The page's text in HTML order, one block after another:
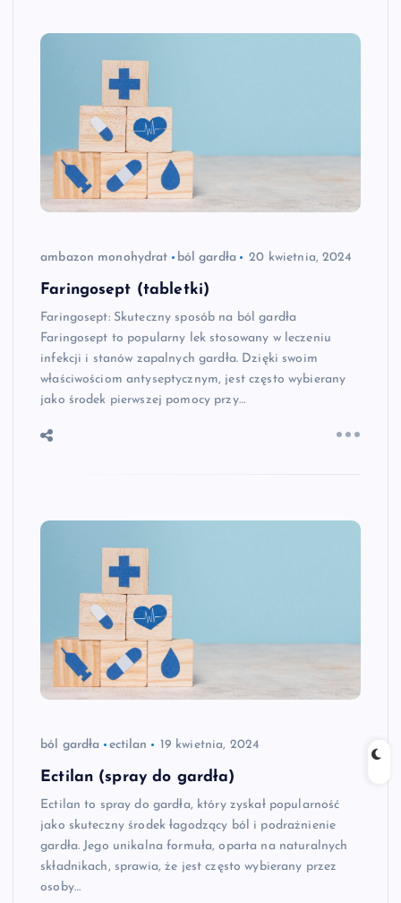
ambazon monohydrat ból gardła 20 kwietnia, 2024
Faringosept (tabletki)
Faringosept: Skuteczny sposób na ból gardła
Faringosept to popularny lek stosowany w leczeniu
infekcji i stanów zapalnych gardła. Dzięki swoim
właściwościom antyseptycznym, jest często wybierany
jako środek pierwszej pomocy przy…
ból gardła ectilan 19 kwietnia, 2024
Ectilan (spray do gardła)
Ectilan to spray do gardła, który zyskał popularność
jako skuteczny środek łagodzący ból i podrażnienie
gardła. Jego unikalna formuła, oparta na naturalnych
składnikach, sprawia, że jest często wybierany przez
osoby…